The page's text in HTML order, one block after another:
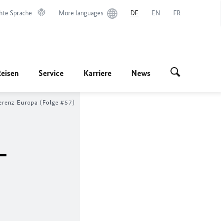
Sprache More languages DE EN FR
Service Karriere News
Europa (Folge #57)